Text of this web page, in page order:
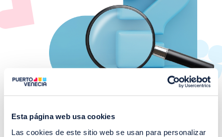
Esta página web usa cookies
Las cookies de este sitio web se usan para personalizar